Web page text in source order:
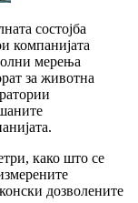
состојба
компанијата
мерења
за животна
како што се
дозволените